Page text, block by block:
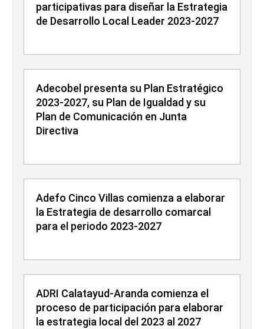
participativas para diseñar la Estrategia
de Desarrollo Local Leader 2023-2027
Adecobel presenta su Plan Estratégico
2023-2027, su Plan de Igualdad y su
Plan de Comunicación en Junta
Directiva
Adefo Cinco Villas comienza a elaborar
la Estrategia de desarrollo comarcal
para el periodo 2023-2027
ADRI Calatayud-Aranda comienza el
proceso de participación para elaborar
la estrategia local del 2023 al 2027